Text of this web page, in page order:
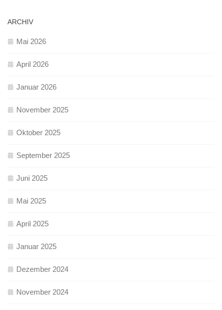
ARCHIV
Mai 2026
April 2026
Januar 2026
November 2025
Oktober 2025
September 2025
Juni 2025
Mai 2025
April 2025
Januar 2025
Dezember 2024
November 2024